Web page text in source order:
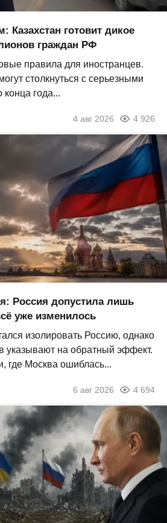
Казахстан готовит дикое
граждан РФ
правила для иностранцев.
столкнуться с серьезными
года...
4 авг 2026 4 926
Россия допустила лишь
уже изменилось
изолировать Россию, однако
указывают на обратный эффект.
где Москва ошиблась...
6 авг 2026 4 694